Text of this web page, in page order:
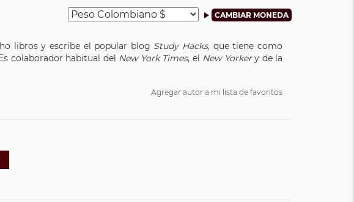
libros y escribe el popular blog Study Hacks, que tiene como
colaborador habitual del New York Times, el New Yorkery de la
Agregar autor a mi lista de favoritos